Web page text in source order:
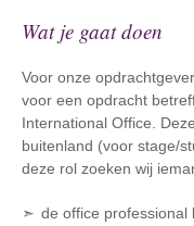
Wat je gaat doen
Voor onze
voor een opdracht
International Office.
buitenland (voor stage/
deze rol zoeken wij
de office professional